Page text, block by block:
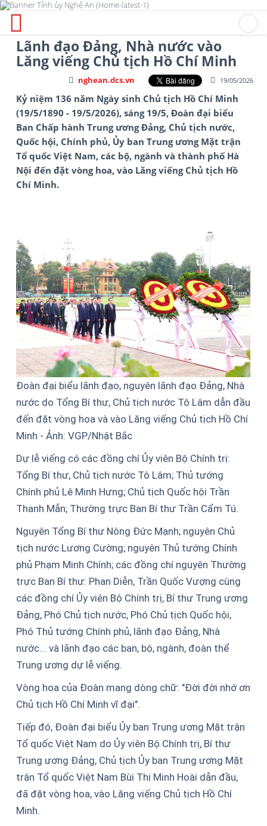
Lãnh đạo Đảng, Nhà nước vào
Lăng viếng Chủ tịch Hồ Chí Minh
19/05/2026
nghean.dcs.vn
Kỷ niệm 136 năm Ngày sinh Chủ tịch Hồ Chí Minh
(19/5/1890 - 19/5/2026), sáng 19/5, Đoàn đại biểu
Ban Chấp hành Trung ương Đảng, Chủ tịch nước,
Quốc hội, Chính phủ, Ủy ban Trung ương Mặt trận
Tổ quốc Việt Nam, các bộ, ngành và thành phố Hà
Nội đến đặt vòng hoa, vào Lăng viếng Chủ tịch Hồ
Chí Minh.
Đoàn đại biểu lãnh đạo, nguyên lãnh đạo Đảng, Nhà
nước do Tổng Bí thư, Chủ tịch nước Tô Lâm dẫn đầu
đến đặt vòng hoa và vào Lăng viếng Chủ tịch Hồ Chí
Minh - Ảnh: VGP/Nhật Bắc
Dự lễ viếng có các đồng chí Ủy viên Bộ Chính trị:
Tổng Bí thư, Chủ tịch nước Tô Lâm; Thủ tướng
Chính phủ Lê Minh Hưng; Chủ tịch Quốc hội Trần
Thanh Mẫn; Thường trực Ban Bí thư Trần Cẩm Tú.
Nguyên Tổng Bí thư Nông Đức Mạnh; nguyên Chủ
tịch nước Lương Cường; nguyên Thủ tướng Chính
phủ Phạm Minh Chính; các đồng chí nguyên Thường
trực Ban Bí thư: Phan Diễn, Trần Quốc Vượng cùng
các đồng chí Ủy viên Bộ Chính trị, Bí thư Trung ương
Đảng, Phó Chủ tịch nước, Phó Chủ tịch Quốc hội,
Phó Thủ tướng Chính phủ, lãnh đạo Đảng, Nhà
nước... và lãnh đạo các ban, bộ, ngành, đoàn thể
Trung ương dự lễ viếng.
Vòng hoa của Đoàn mang dòng chữ: "Đời đời nhớ ơn
Chủ tịch Hồ Chí Minh vĩ đại".
Tiếp đó, Đoàn đại biểu Ủy ban Trung ương Mặt trận
Tổ quốc Việt Nam do Ủy viên Bộ Chính trị, Bí thư
Trung ương Đảng, Chủ tịch Ủy ban Trung ương Mặt
trận Tổ quốc Việt Nam Bùi Thị Minh Hoài dẫn đầu,
đã đặt vòng hoa, vào Lăng viếng Chủ tịch Hồ Chí
Minh.